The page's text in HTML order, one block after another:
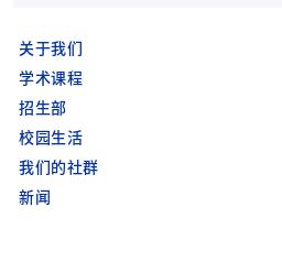
关于我们
学术课程
招生部
校园生活
我们的社群
新闻